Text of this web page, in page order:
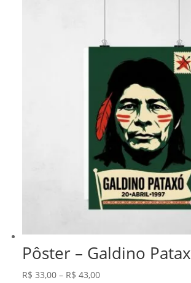
Pôster – Galdino
R$ 33,00 – R$ 43,00Faixa